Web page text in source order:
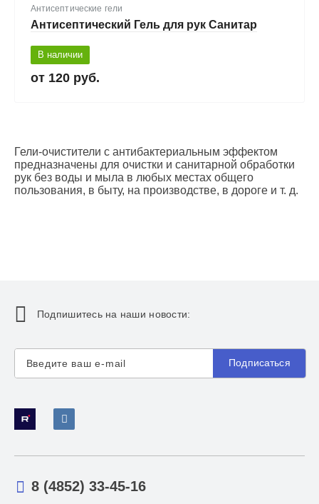
Антисептические гели
Антисептический Гель для рук Санитар
В наличии
120 руб.
Гели-очистители с антибактериальным эффектом
предназначены для очистки и санитарной обработки
рук без воды и мыла в любых местах общего
пользования, в быту, на производстве, в дороге и т. д.
Подпишитесь на наши новости:
Подписаться
8 (4852) 33-45-16